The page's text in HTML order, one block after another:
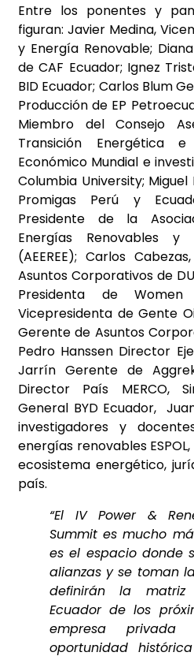
Entre los ponentes y
figuran: Javier Medina,
y Energía Renovable;
de CAF Ecuador; Ignez
BID Ecuador; Carlos Blum
Producción de EP
Miembro del Consejo
Transición Energética
Económico Mundial e
Columbia University;
Promigas Perú y
Presidente de la
Energías Renovables y
(AEEREE); Carlos
Asuntos Corporativos de
Presidenta de
Vicepresidenta de Gente
Gerente de Asuntos
Pedro Hanssen Director
Jarrín Gerente de
Director País MERCO,
General BYD Ecuador,
investigadores y
energías renovables
ecosistema energético,
país.
“El IV Power &
Summit es mucho
es el espacio donde
alianzas y se toman
definirán la matriz
Ecuador de los
empresa
oportunidad